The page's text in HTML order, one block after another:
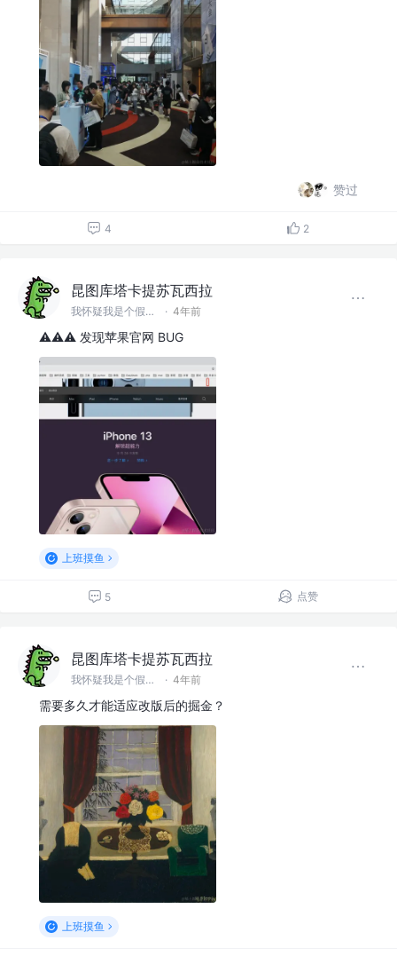
赞过
4 2
昆图库塔卡提苏瓦西拉
我怀疑我是个假前端 @滚蛋吧工具人 · 4年前
⚠️⚠️⚠️ 发现苹果官网 BUG
上班摸鱼
5 点赞
昆图库塔卡提苏瓦西拉
我怀疑我是个假前端 @滚蛋吧工具人 · 4年前
需要多久才能适应改版后的掘金？
上班摸鱼